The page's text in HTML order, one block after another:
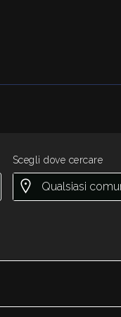
Scegli dove cercare